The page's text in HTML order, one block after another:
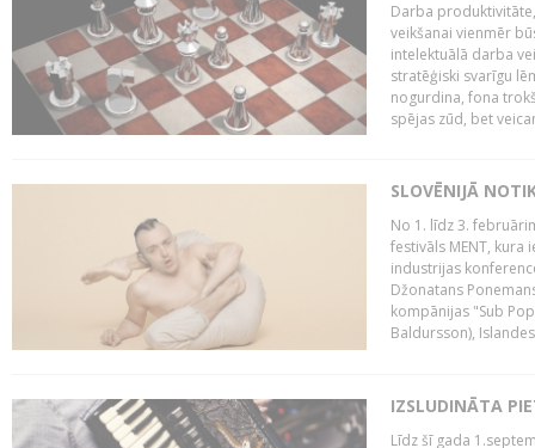
Darba
veikšanai vienmēr
intelektuālā darba
stratēģiski svarīgu
nogurdina, fona
spējas zūd, bet
SLOVĒNIJĀ
No 1. līdz 3.
festivāls MENT, kura
industrijas
Džonatans
kompānijas "Sub
Baldursson),
IZSLUDINĀTA
Līdz šī gada